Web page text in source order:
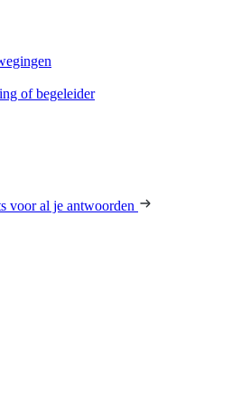
of begeleider
voor al je antwoorden